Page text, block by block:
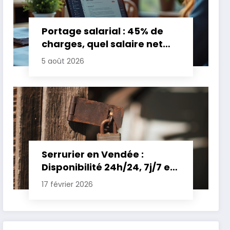
Portage salarial : 45% de
charges, quel salaire net
pour un TJM de 500 euros ?
5 août 2026
Serrurier en Vendée :
Disponibilité 24h/24, 7j/7 et
Tarifs Clairs pour une
17 février 2026